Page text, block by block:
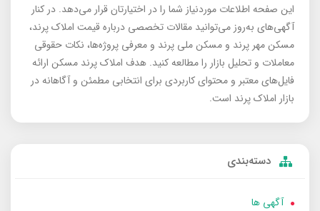
این صفحه اطلاعات موردنیاز شما را در اختیارتان قرار می‌دهد. در کنار
آگهی‌های به‌روز می‌توانید مقالات تخصصی درباره قیمت املاک پرند،
مسکن مهر پرند و مسکن ملی پرند و معرفی پروژه‌ها، نکات حقوقی
معاملات و تحلیل بازار را مطالعه کنید. هدف املاک پرند مسکن ارائه
فایل‌های معتبر و محتوای کاربردی برای انتخابی مطمئن و آگاهانه در
بازار املاک پرند است.
دسته‌بندی
آگهی ها